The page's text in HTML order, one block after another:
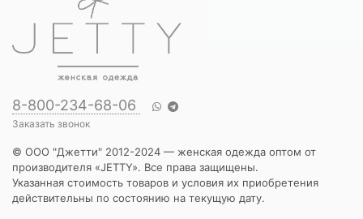
8-800-234-68-06
Заказать звонок
© ООО "Джетти" 2012-2024 — женская одежда оптом от
производителя «JETTY». Все права защищены.
Указанная стоимость товаров и условия их приобретения
действительны по состоянию на текущую дату.